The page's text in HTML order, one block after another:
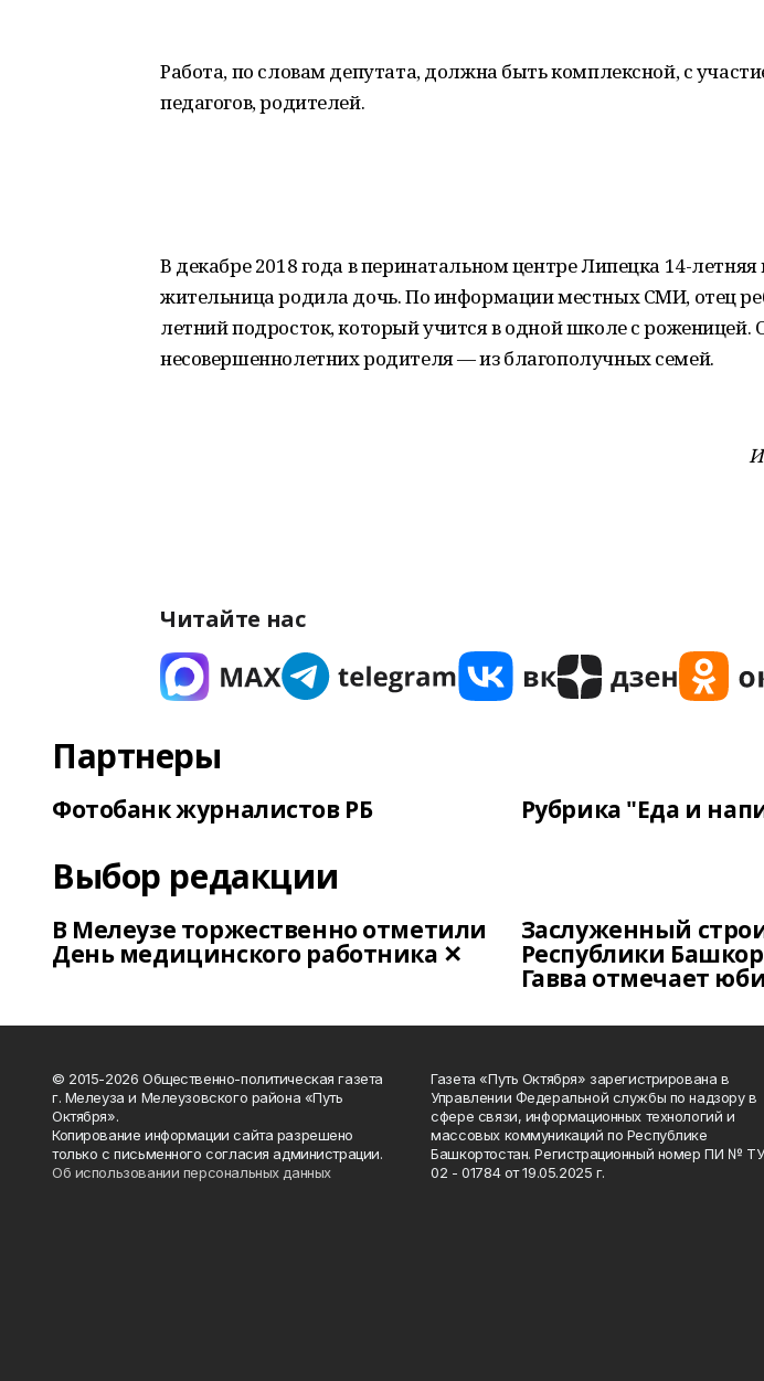
Работа, по словам депутата, должна быть комплексной, с
педагогов, родителей.
В декабре 2018 года в перинатальном центре Липецка 14-летняя
жительница родила дочь. По информации местных СМИ, отец
летний подросток, который учится в одной школе с роженицей.
несовершеннолетних родителя — из благополучных семей.
Читайте нас
Партнеры
Фотобанк журналистов РБ Рубрика "Еда и
Выбор редакции
В Мелеузе торжественно отметили
День медицинского работника ✕
Заслуженный
Республики
Гавва отмечает
© 2015-2026 Общественно-политическая газета
г. Мелеуза и Мелеузовского района «Путь
Октября».
Копирование информации сайта разрешено
только с письменного согласия администрации.
Об использовании персональных данных
Газета «Путь Октября» зарегистрирована в
Управлении Федеральной службы по надзору в
сфере связи, информационных технологий и
массовых коммуникаций по Республике
Башкортостан. Регистрационный номер ПИ № ТУ
02 - 01784 от 19.05.2025 г.